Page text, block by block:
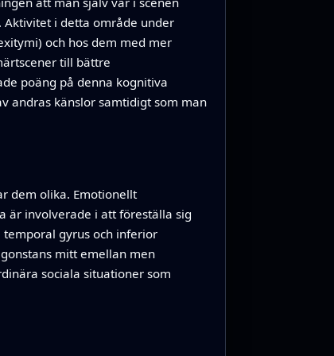
i detta område under
och hos dem med mer
till bättre
poäng på denna kognitiva
andras känslor samtidigt som man
dem olika. Emotionellt
är involverade i att föreställa sig
gyrus och inferior
mitt emellan men
sociala situationer som